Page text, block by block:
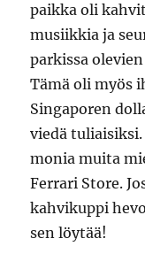
paikka oli
musiikkia ja
parkissa
Tämä oli myös
Singaporen
viedä
monia muita
Ferrari Store.
kahvikuppi
sen löytää!